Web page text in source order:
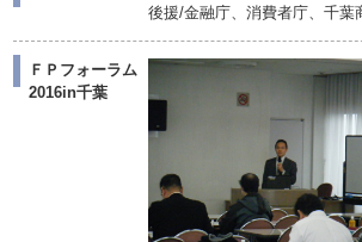
後援/金融庁、消費者庁、千葉
ＦＰフォーラム
2016in千葉